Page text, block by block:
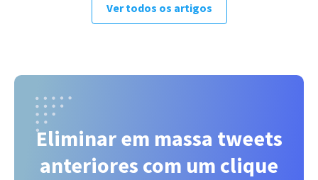
Ver todos os artigos
Eliminar em massa tweets
anteriores com um clique